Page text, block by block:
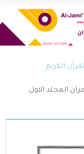
الكريم
المجلد الاول